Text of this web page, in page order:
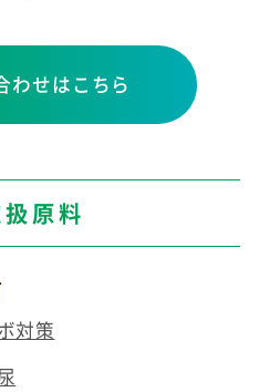
わせはこちら
原料
対策